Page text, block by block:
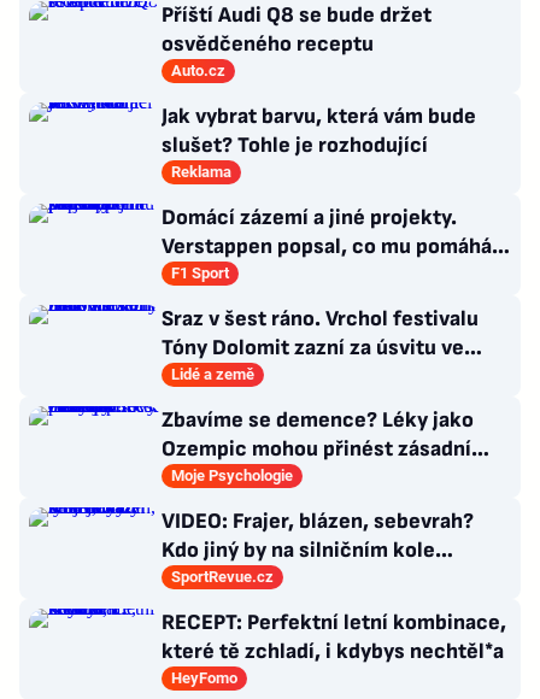
Příští Audi Q8 se bude držet
osvědčeného receptu
Auto.cz
Jak vybrat barvu, která vám bude
slušet? Tohle je rozhodující
Reklama
Domácí zázemí a jiné projekty.
Verstappen popsal, co mu pomáhá
se soustředit na závodění
F1 Sport
Sraz v šest ráno. Vrchol festivalu
Tóny Dolomit zazní za úsvitu ve
3000 metrech
Lidé a země
Zbavíme se demence? Léky jako
Ozempic mohou přinést zásadní
průlom v léčbě Alzheimerovy
Moje Psychologie
VIDEO: Frajer, blázen, sebevrah?
Kdo jiný by na silničním kole
dokázal tyhle triky?
SportRevue.cz
RECEPT: Perfektní letní kombinace,
které tě zchladí, i kdybys nechtěl*a
HeyFomo